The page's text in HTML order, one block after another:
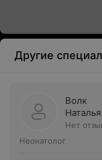
Другие
Волк
Нет
Неонатолог